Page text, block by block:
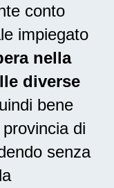
conto
impiegato
nella
diverse
bene
di
senza